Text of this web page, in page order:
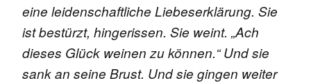
eine leidenschaftliche Liebeserklärung. Sie
ist bestürzt, hingerissen. Sie weint. „Ach
dieses Glück weinen zu können.“ Und sie
sank an seine Brust. Und sie gingen weiter